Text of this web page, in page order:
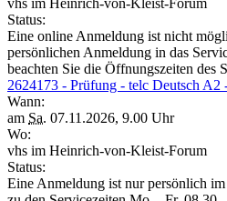
vhs im Heinrich-von-Kleist-Forum
Status:
Eine online Anmeldung ist nicht
persönlichen Anmeldung in das
beachten Sie die Öffnungszeiten des
2624173 - Prüfung - telc Deutsch A2
Wann:
am Sa. 07.11.2026, 9.00 Uhr
Wo:
vhs im Heinrich-von-Kleist-Forum
Status:
Eine Anmeldung ist nur persönlich